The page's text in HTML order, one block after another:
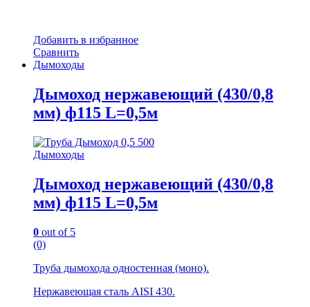
Добавить в избранное
Сравнить
Дымоходы
Дымоход нержавеющий (430/0,8
мм) ф115 L=0,5м
Дымоходы
Дымоход нержавеющий (430/0,8
мм) ф115 L=0,5м
0 out of 5
(0)
Труба дымохода одностенная (моно).
Нержавеющая сталь AISI 430.